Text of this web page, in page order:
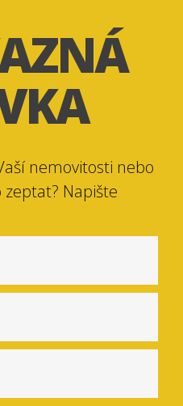
nemovitosti nebo
zeptat? Napište